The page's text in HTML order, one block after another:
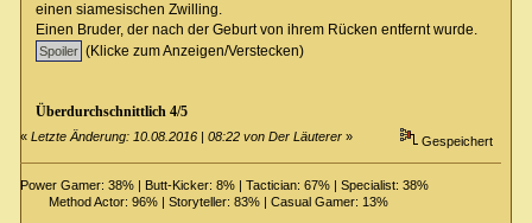
einen siamesischen Zwilling.
Einen Bruder, der nach der Geburt von ihrem Rücken entfernt wurde.
(Klicke zum Anzeigen/Verstecken)
Überdurchschnittlich 4/5
«Letzte Änderung: 10.08.2016 | 08:22 von Der Läuterer » Gespeichert
Power Gamer: 38% | Butt-Kicker: 8% | Tactician: 67% | Specialist: 38%
Method Actor: 96% | Storyteller: 83% | Casual Gamer: 13%